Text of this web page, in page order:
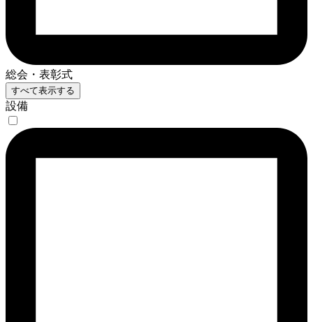
総会・表彰式
すべて表示する
設備